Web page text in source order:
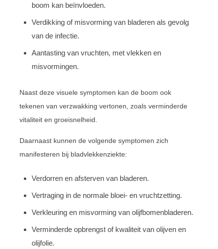
boom kan beïnvloeden.
Verdikking of misvorming van bladeren als gevolg
van de infectie.
Aantasting van vruchten, met vlekken en
misvormingen.
Naast deze visuele symptomen kan de boom ook
tekenen van verzwakking vertonen, zoals verminderde
vitaliteit en groeisnelheid.
Daarnaast kunnen de volgende symptomen zich
manifesteren bij bladvlekkenziekte:
Verdorren en afsterven van bladeren.
Vertraging in de normale bloei- en vruchtzetting.
Verkleuring en misvorming van olijfbomenbladeren.
Verminderde opbrengst of kwaliteit van olijven en
olijfolie.